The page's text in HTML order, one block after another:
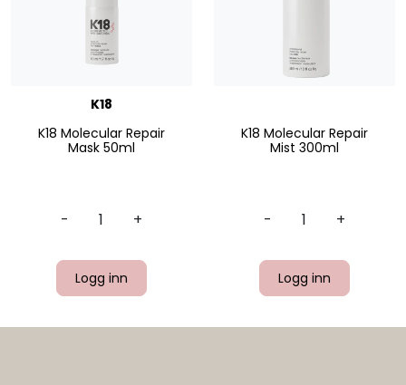
K18
K18 Molecular Repair
Mask 50ml
- +
Logg inn
K18 Molecular Repair
Mist 300ml
- +
Logg inn